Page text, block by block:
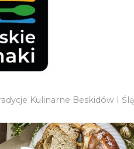
Kulinarne Beskidów I